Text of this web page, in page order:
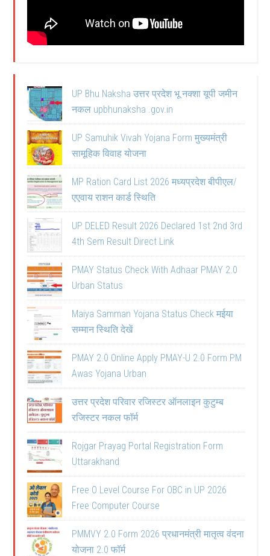
UP Bhu Naksha उत्तर प्रदेश भू नक्शा यूपी जमीन
नकल upbhunaksha .gov.in
UP Samuhik Vivah Yojana Form मुख्यमंत्री
सामूहिक विवाह योजना
MP Ration Card List 2026 मध्यप्रदेश बीपीएल/
एएवाय राशन कार्ड स्थिति
UP DELED Result 2026 Declared 1st 2nd 3rd
4th Sem Result Direct Link
PMAY Status Check With Adhaar PMAY 2.0
Urban Status
Maiya Samman Yojana Status Check मईया
सम्मान स्थिति देखें
PMAY 2.0 Online Apply PMAY-U 2.0 Form PM
Awas Yojana Urban
उत्तर प्रदेश परिवार रजिस्टर ऑनलाइन कुटुम्ब
रजिस्टर नकल फॉर्म
Rojgar Prayag Portal Registration Form
Uttarakhand
Free O Level Course For OBC in UP 2026
Free Computer Course
PMMVY 2.0 Form 2026 प्रधानमंत्री मातृत्व वंदना
योजना 2.0 फॉर्म